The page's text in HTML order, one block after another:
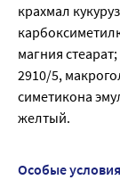
крахмал
магния
2910/5,
симетикона
желтый.
Особые условия